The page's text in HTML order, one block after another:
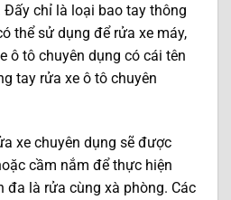
Đấy chỉ là loại bao tay thông
thể sử dụng để rửa xe máy,
ô tô chuyên dụng có cái tên
tay rửa xe ô tô chuyên
xe chuyên dụng sẽ được
cầm nắm để thực hiện
đa là rửa cùng xà phòng. Các